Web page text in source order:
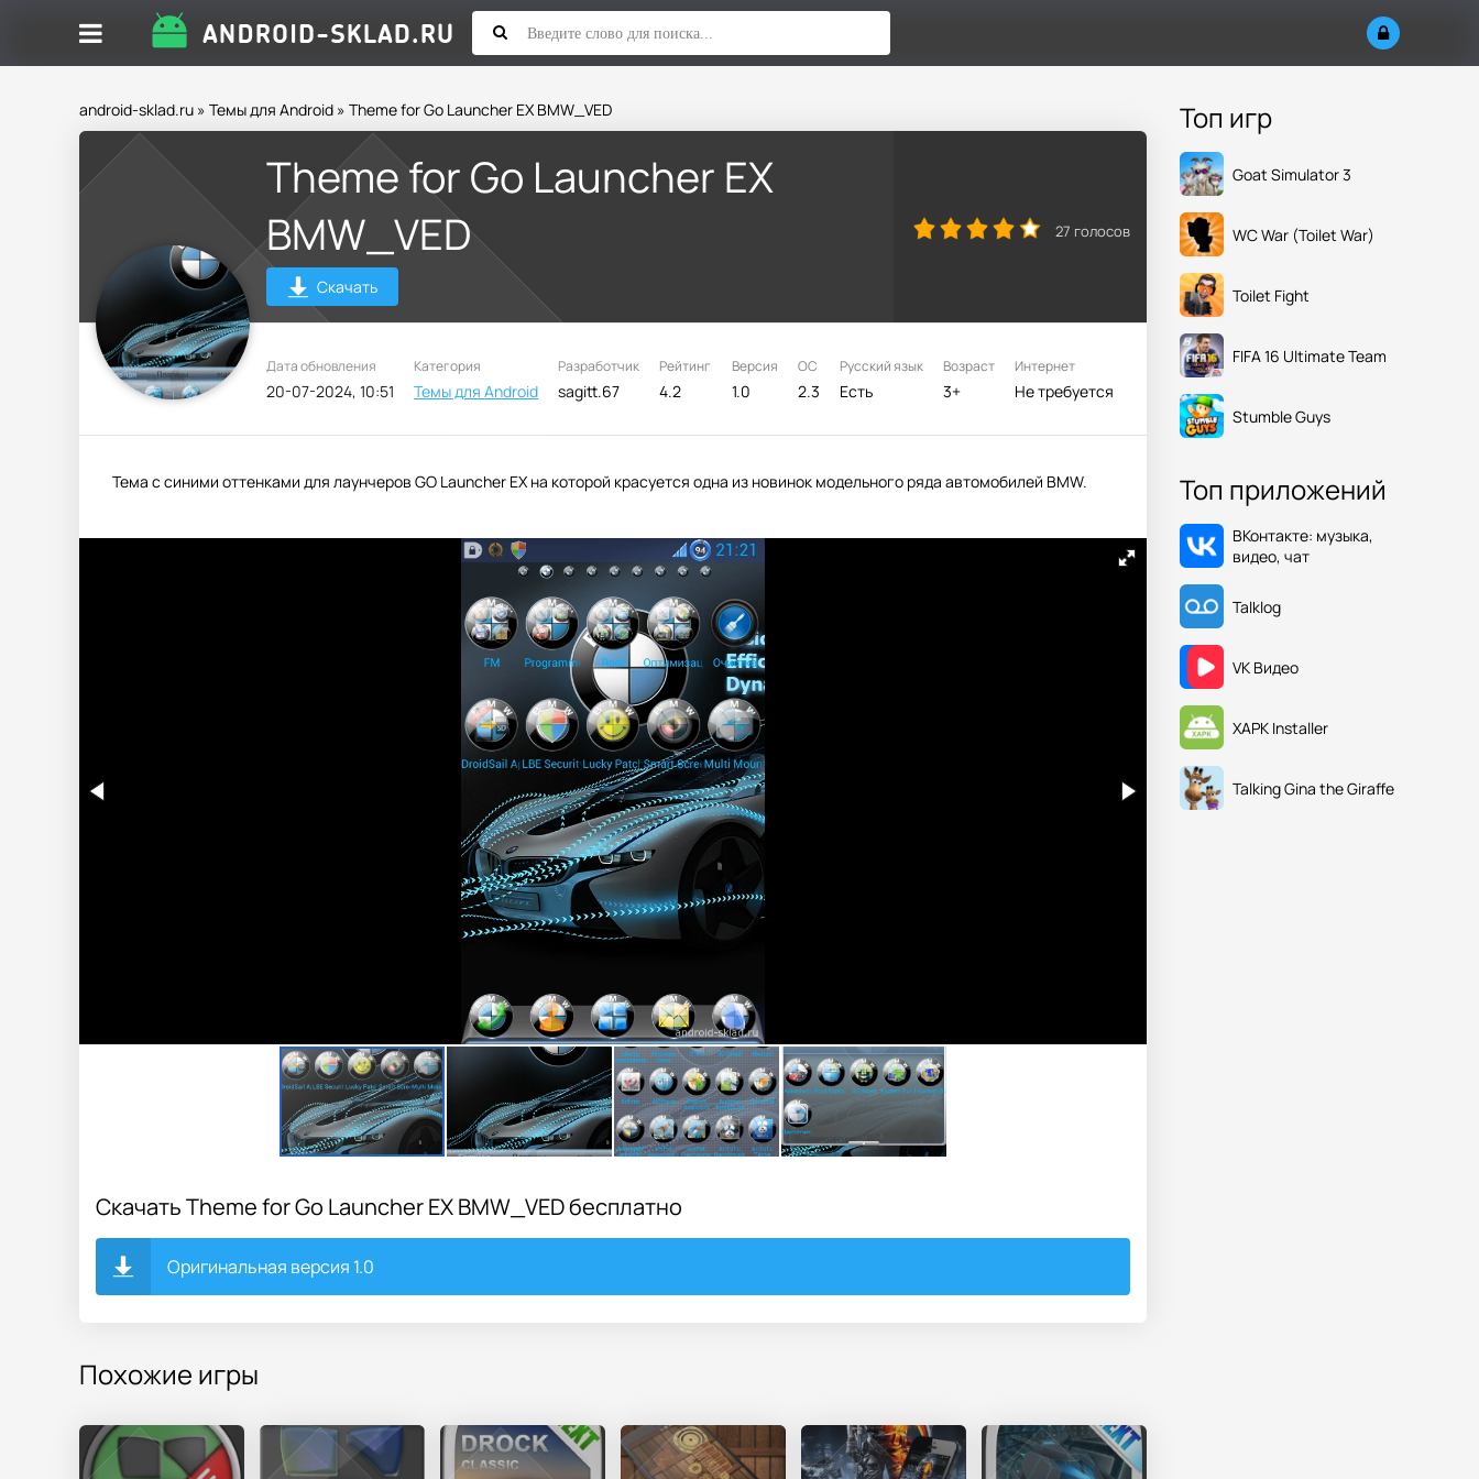
android-sklad.ru » Темы для Android » Theme for Go Launcher EX BMW_VED
Theme for Go Launcher EX
BMW_VED
Скачать
27 голосов
Дата обновления
20-07-2024, 10:51
Категория
Темы для Android
Разработчик
sagitt.67
Рейтинг
4.2
Версия
1.0
ОС
2.3
Русский язык
Есть
Возраст
3+
Интернет
Не требуется
Тема с синими оттенками для лаунчеров GO Launcher EX на которой красуется одна из новинок модельного ряда автомобилей BMW.
Скачать Theme for Go Launcher EX BMW_VED бесплатно
Оригинальная версия 1.0
Похожие игры
Топ игр
Goat Simulator 3
WC War (Toilet War)
Toilet Fight
FIFA 16 Ultimate Team
Stumble Guys
Топ приложений
ВКонтакте: музыка,
видео, чат
Talklog
VK Видео
XAPK Installer
Talking Gina the Giraffe